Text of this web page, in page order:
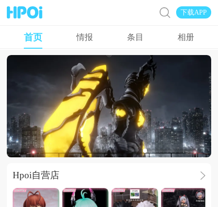
下载APP
首页 情报 条目 相册
太阳好哇，太阳
Hpoi自营店